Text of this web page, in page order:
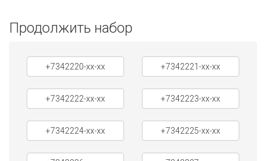
Продолжить набор
+7342220-xx-xx +7342221-xx-xx
+7342222-xx-xx +7342223-xx-xx
+7342224-xx-xx +7342225-xx-xx